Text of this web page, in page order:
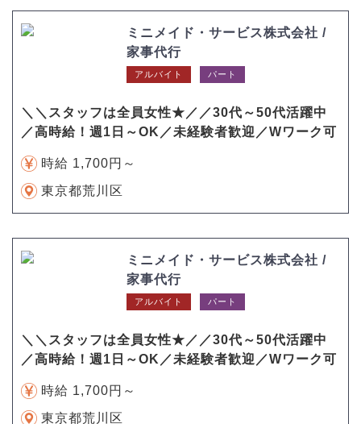
ミニメイド・サービス株式会社 /
家事代行
アルバイト パート
＼＼スタッフは全員女性★／／30代～50代活躍中
／高時給！週1日～OK／未経験者歓迎／Wワーク可
時給 1,700円～
東京都荒川区
ミニメイド・サービス株式会社 /
家事代行
アルバイト パート
＼＼スタッフは全員女性★／／30代～50代活躍中
／高時給！週1日～OK／未経験者歓迎／Wワーク可
時給 1,700円～
東京都荒川区